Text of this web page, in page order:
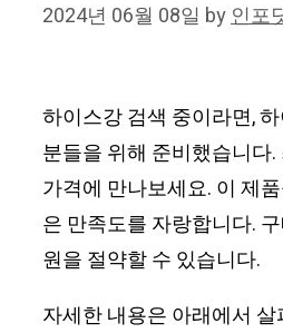
2024년 06월 08일 by인포
하이스강 검색 중이라면,
분들을 위해 준비했습니다
가격에 만나보세요. 이 제
은 만족도를 자랑합니다.
원을 절약할 수 있습니다.
자세한 내용은 아래에서 살